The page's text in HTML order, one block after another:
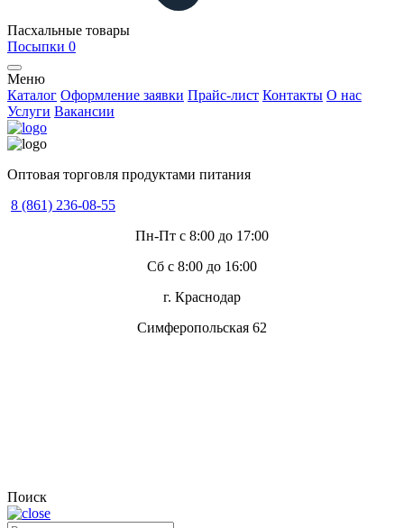
Пасхальные товары
Посыпки 0
Меню
Каталог Оформление заявки Прайс-лист Контакты О нас
Услуги Вакансии
Оптовая торговля продуктами питания
8 (861) 236-08-55
Пн-Пт с 8:00 до 17:00
Сб с 8:00 до 16:00
г. Краснодар
Симферопольская 62
Поиск